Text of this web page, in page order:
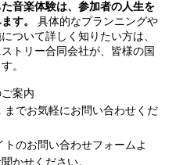
音楽体験は、参加者の人生を
す。
具体的なプランニングや
ついて詳しく知りたい方は、
トリー合同会社が、皆様の国
。
案内
までお気軽にお問い合わせくだ
トのお問い合わせフォームよ
かせください。